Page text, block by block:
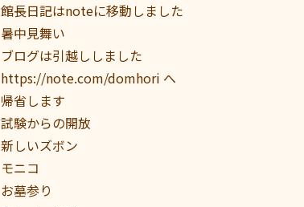
館長日記はnoteに移動しました
暑中見舞い
ブログは引越ししました
https://note.com/domhori へ
帰省します
試験からの開放
新しいズボン
モニコ
お墓参り